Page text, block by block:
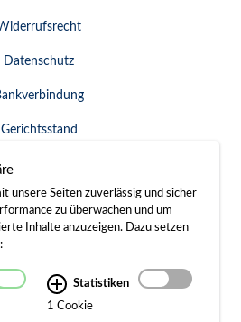
Datenschutz
Gerichtsstand
erklären
& KONTAKT
/ Anfahrt
Kontakt
unsere Seiten zuverlässig und sicher
zu überwachen und um
Inhalte anzuzeigen. Dazu setzen
Statistiken
1 Cookie